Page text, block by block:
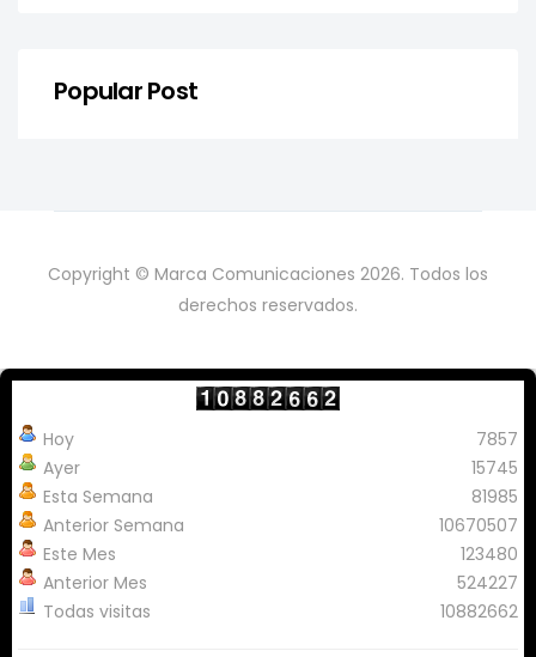
Popular Post
Copyright © Marca Comunicaciones 2026. Todos los
derechos reservados.
Hoy
Ayer
Esta Semana
Anterior Semana
Este Mes
Anterior Mes
Todas visitas
7857
15745
81985
10670507
123480
524227
10882662